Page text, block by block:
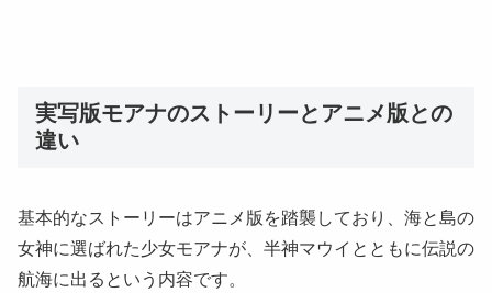
実写版モアナのストーリーとアニメ版との
違い
基本的なストーリーはアニメ版を踏襲しており、海と島の
女神に選ばれた少女モアナが、半神マウイとともに伝説の
航海に出るという内容です。